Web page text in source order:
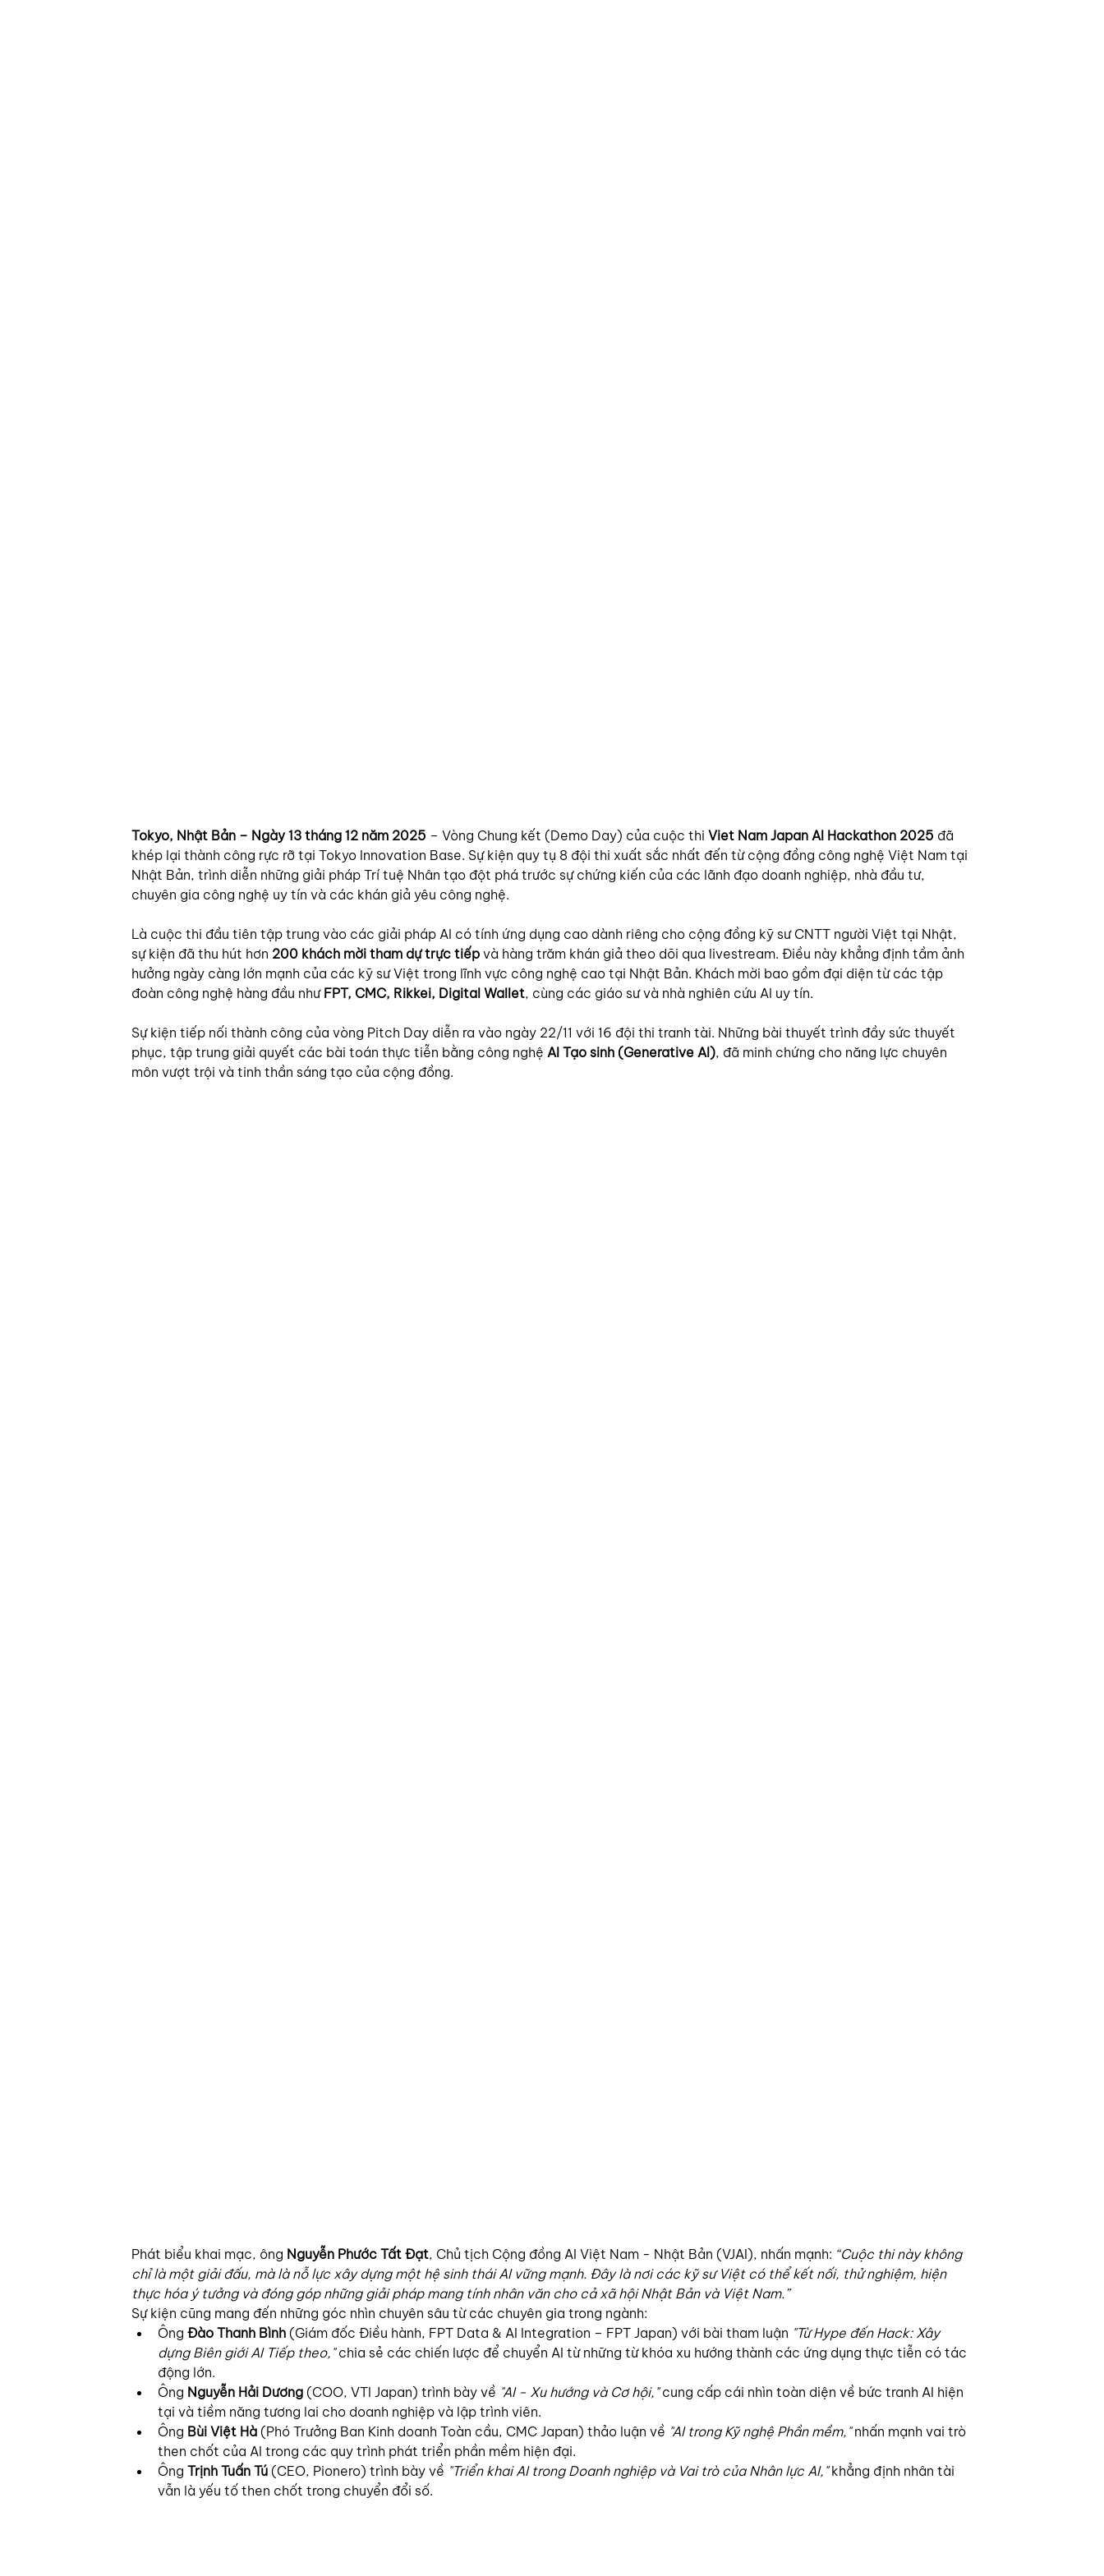
Tokyo, Nhật Bản – Ngày 13 tháng 12 năm 2025 – Vòng Chung kết (Demo Day) của cuộc thi Viet Nam Japan AI Hackathon 2025 đã
khép lại thành công rực rỡ tại Tokyo Innovation Base. Sự kiện quy tụ 8 đội thi xuất sắc nhất đến từ cộng đồng công nghệ Việt Nam tại
Nhật Bản, trình diễn những giải pháp Trí tuệ Nhân tạo đột phá trước sự chứng kiến của các lãnh đạo doanh nghiệp, nhà đầu tư,
chuyên gia công nghệ uy tín và các khán giả yêu công nghệ.
Là cuộc thi đầu tiên tập trung vào các giải pháp AI có tính ứng dụng cao dành riêng cho cộng đồng kỹ sư CNTT người Việt tại Nhật,
sự kiện đã thu hút hơn 200 khách mời tham dự trực tiếp và hàng trăm khán giả theo dõi qua livestream. Điều này khẳng định tầm ảnh
hưởng ngày càng lớn mạnh của các kỹ sư Việt trong lĩnh vực công nghệ cao tại Nhật Bản. Khách mời bao gồm đại diện từ các tập
đoàn công nghệ hàng đầu như FPT, CMC, Rikkei, Digital Wallet, cùng các giáo sư và nhà nghiên cứu AI uy tín.
Sự kiện tiếp nối thành công của vòng Pitch Day diễn ra vào ngày 22/11 với 16 đội thi tranh tài. Những bài thuyết trình đầy sức thuyết
phục, tập trung giải quyết các bài toán thực tiễn bằng công nghệ AI Tạo sinh (Generative AI), đã minh chứng cho năng lực chuyên
môn vượt trội và tinh thần sáng tạo của cộng đồng.
Phát biểu khai mạc, ông Nguyễn Phước Tất Đạt, Chủ tịch Cộng đồng AI Việt Nam - Nhật Bản (VJAI), nhấn mạnh: “Cuộc thi này không
chỉ là một giải đấu, mà là nỗ lực xây dựng một hệ sinh thái AI vững mạnh. Đây là nơi các kỹ sư Việt có thể kết nối, thử nghiệm, hiện
thực hóa ý tưởng và đóng góp những giải pháp mang tính nhân văn cho cả xã hội Nhật Bản và Việt Nam.”
Sự kiện cũng mang đến những góc nhìn chuyên sâu từ các chuyên gia trong ngành:
Ông Đào Thanh Bình (Giám đốc Điều hành, FPT Data & AI Integration – FPT Japan) với bài tham luận "Từ Hype đến Hack: Xây
dựng Biên giới AI Tiếp theo," chia sẻ các chiến lược để chuyển AI từ những từ khóa xu hướng thành các ứng dụng thực tiễn có tác
động lớn.
Ông Nguyễn Hải Dương (COO, VTI Japan) trình bày về "AI - Xu hướng và Cơ hội," cung cấp cái nhìn toàn diện về bức tranh AI hiện
tại và tiềm năng tương lai cho doanh nghiệp và lập trình viên.
Ông Bùi Việt Hà (Phó Trưởng Ban Kinh doanh Toàn cầu, CMC Japan) thảo luận về "AI trong Kỹ nghệ Phần mềm," nhấn mạnh vai trò
then chốt của AI trong các quy trình phát triển phần mềm hiện đại.
Ông Trịnh Tuấn Tú (CEO, Pionero) trình bày về "Triển khai AI trong Doanh nghiệp và Vai trò của Nhân lực AI," khẳng định nhân tài
vẫn là yếu tố then chốt trong chuyển đổi số.